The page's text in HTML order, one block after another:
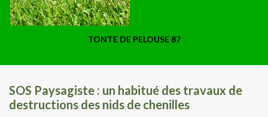
TONTE DE PELOUSE 87
SOS Paysagiste : un habitué des travaux de
destructions des nids de chenilles